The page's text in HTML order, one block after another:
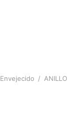
Envejecido / ANILLO